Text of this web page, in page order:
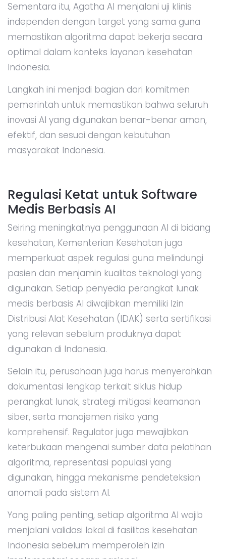
Sementara itu, Agatha AI menjalani uji klinis
independen dengan target yang sama guna
memastikan algoritma dapat bekerja secara
optimal dalam konteks layanan kesehatan
Indonesia.
Langkah ini menjadi bagian dari komitmen
pemerintah untuk memastikan bahwa seluruh
inovasi AI yang digunakan benar-benar aman,
efektif, dan sesuai dengan kebutuhan
masyarakat Indonesia.
Regulasi Ketat untuk Software
Medis Berbasis AI
Seiring meningkatnya penggunaan AI di bidang
kesehatan, Kementerian Kesehatan juga
memperkuat aspek regulasi guna melindungi
pasien dan menjamin kualitas teknologi yang
digunakan. Setiap penyedia perangkat lunak
medis berbasis AI diwajibkan memiliki Izin
Distribusi Alat Kesehatan (IDAK) serta sertifikasi
yang relevan sebelum produknya dapat
digunakan di Indonesia.
Selain itu, perusahaan juga harus menyerahkan
dokumentasi lengkap terkait siklus hidup
perangkat lunak, strategi mitigasi keamanan
siber, serta manajemen risiko yang
komprehensif. Regulator juga mewajibkan
keterbukaan mengenai sumber data pelatihan
algoritma, representasi populasi yang
digunakan, hingga mekanisme pendeteksian
anomali pada sistem AI.
Yang paling penting, setiap algoritma AI wajib
menjalani validasi lokal di fasilitas kesehatan
Indonesia sebelum memperoleh izin